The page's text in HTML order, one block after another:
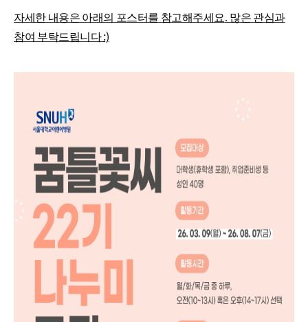
자세한 내용은 아래의 포스터를 참고해주세요. 많은 관심과
참여 부탁드립니다:)